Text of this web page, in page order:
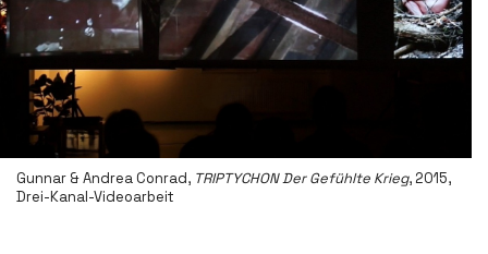
Gunnar & Andrea Conrad, TRIPTYCHON Der Gefühlte Krieg, 2015,
Drei-Kanal-Videoarbeit